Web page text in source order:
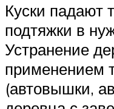
Куски падают
подтяжки в
Устранение
применением
(автовышки,